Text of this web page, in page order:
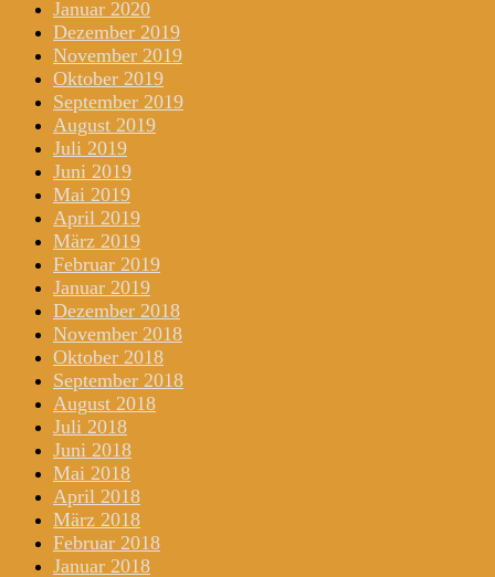
Januar 2020
Dezember 2019
November 2019
Oktober 2019
September 2019
August 2019
Juli 2019
Juni 2019
Mai 2019
April 2019
März 2019
Februar 2019
Januar 2019
Dezember 2018
November 2018
Oktober 2018
September 2018
August 2018
Juli 2018
Juni 2018
Mai 2018
April 2018
März 2018
Februar 2018
Januar 2018